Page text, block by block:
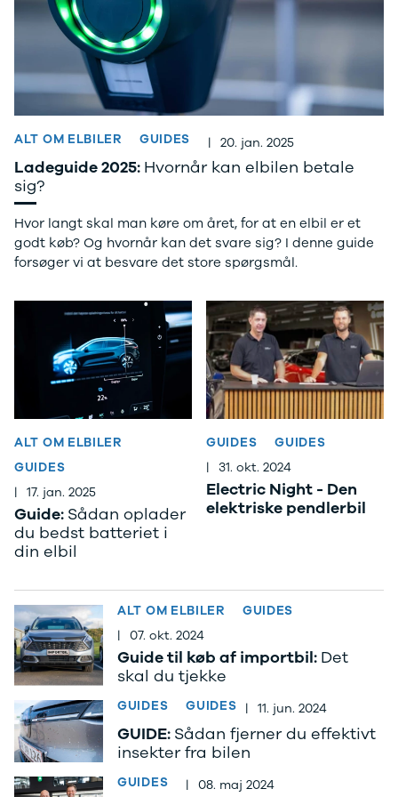
Anmeldelser
Privatleasing
Tilbud
IONIQ 5 N
Modeller
Anmeldelser
Tilbud
IONIQ 6
Privatleasing
Tilbud
IONIQ 6 N
Anmeldelser
Privatleasing
Tilbud
IONIQ 9
Modeller
Anmeldelser
Privatleasing
Tilbud
STARIA
Modeller
Anmeldelser
Privatleasing
Tilbud
Electric
Modeller
Anmeldelser
Privatleasing
Tilbud
5 Electric
Modeller
Anmeldelser
Privatleasing
Tipo
Doblo Cargo
Ducato 33
Ducato 35
Talento
Ford
Elbil
SUV
Bronco
C-Max
Capri
EcoSport
Explorer
F-150
Fiesta
Focus
Galaxy
Ka
Mach-E
Puma
Raptor
Transit
Courier
Transit
Connect
Custom
Transit 350
L2 Van
ALT OM ELBILER GUIDES | 20. jan. 2025
Ladeguide 2025: Hvornår kan elbilen betale
sig?
Hvor langt skal man køre om året, for at en elbil er et
godt køb? Og hvornår kan det svare sig? I denne guide
forsøger vi at besvare det store spørgsmål.
ALT OM ELBILER
GUIDES
| 17. jan. 2025
Guide: Sådan oplader
du bedst batteriet i
din elbil
GUIDES
GUIDES
|
31. okt. 2024
Electric Night - Den
elektriske pendlerbil
ALT OM ELBILER
GUIDES
| 07. okt. 2024
Guide til køb af importbil: Det
skal du tjekke
GUIDES GUIDES | 11. jun. 2024
GUIDE: Sådan fjerner du effektivt
insekter fra bilen
GUIDES | 08. maj 2024